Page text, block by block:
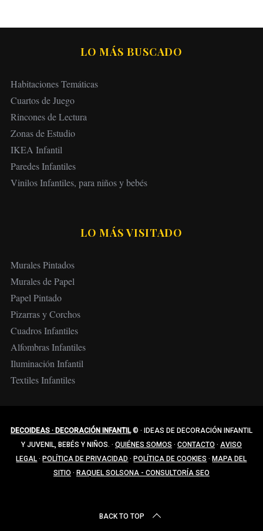
LO MÁS BUSCADO
Habitaciones Temáticas
Cuartos de Juego
Rincones de Lectura
Zonas de Estudio
IKEA Infantil
Paredes Infantiles
Vinilos Infantiles, para niños y bebés
LO MÁS VISITADO
Murales Pintados
Murales de Papel
Papel Pintado
Pizarras y Corchos
Cuadros Infantiles
Alfombras Infantiles
Iluminación Infantil
Textiles Infantiles
DECOIDEAS · DECORACIÓN INFANTIL© · IDEAS DE DECORACIÓN INFANTIL
Y JUVENIL, BEBÉS Y NIÑOS. · QUIÉNES SOMOS · CONTACTO · AVISO
LEGAL · POLÍTICA DE PRIVACIDAD · POLÍTICA DE COOKIES · MAPA DEL
SITIO · RAQUEL SOLSONA - CONSULTORÍA SEO
BACK TO TOP